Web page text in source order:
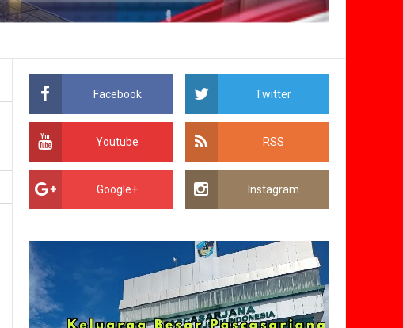
Facebook Twitter
Youtube RSS
Google+ Instagram